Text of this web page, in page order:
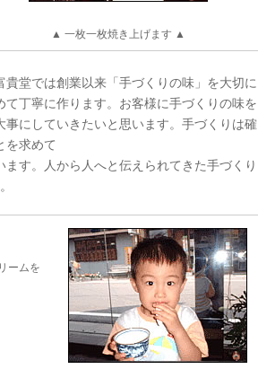
▲ 一枚一枚焼き上げます ▲
堂では創業以来「手づくりの味」を大切に
丁寧に作ります。お客様に手づくりの味を
にしていきたいと思います。手づくりは確
を求めて
す。人から人へと伝えられてきた手づくり
ームを